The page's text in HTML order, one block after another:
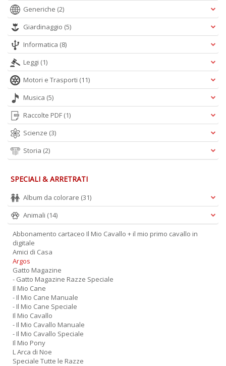
Generiche (2)
Giardinaggio (5)
Informatica (8)
Leggi (1)
Motori e Trasporti (11)
Musica (5)
Raccolte PDF (1)
Scienze (3)
Storia (2)
SPECIALI & ARRETRATI
Album da colorare (31)
Animali (14)
Abbonamento cartaceo Il Mio Cavallo + il mio primo cavallo in
digitale
Amici di Casa
Argos
Gatto Magazine
- Gatto Magazine Razze Speciale
Il Mio Cane
- Il Mio Cane Manuale
- Il Mio Cane Speciale
Il Mio Cavallo
- Il Mio Cavallo Manuale
- Il Mio Cavallo Speciale
Il Mio Pony
L Arca di Noe
Speciale Tutte le Razze